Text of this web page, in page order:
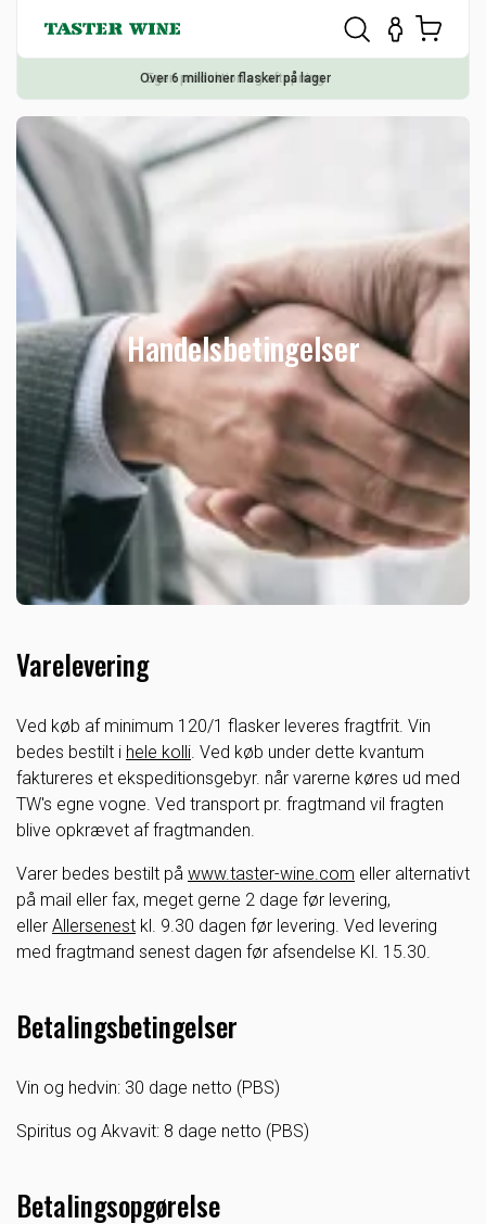
Egen produktion og aftapning
Handelsbetingelser
Varelevering
Ved køb af minimum 120/1 flasker leveres fragtfrit. Vin
bedes bestilt i hele kolli. Ved køb under dette kvantum
faktureres et ekspeditionsgebyr. når varerne køres ud med
TW's egne vogne. Ved transport pr. fragtmand vil fragten
blive opkrævet af fragtmanden.
Varer bedes bestilt på www.taster-wine.com eller alternativt
på mail eller fax, meget gerne 2 dage før levering,
eller Allersenest kl. 9.30 dagen før levering. Ved levering
med fragtmand senest dagen før afsendelse Kl. 15.30.
Betalingsbetingelser
Vin og hedvin: 30 dage netto (PBS)
Spiritus og Akvavit: 8 dage netto (PBS)
Betalingsopgørelse